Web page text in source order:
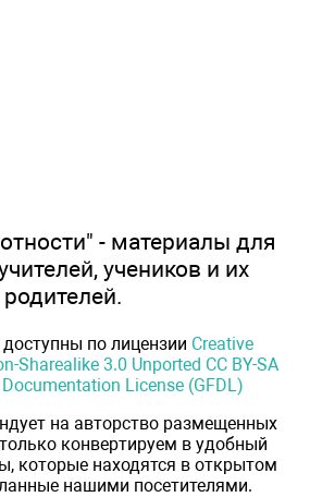
- материалы для
учеников и их
родителей.
по лицензии Creative
Sharealike 3.0 Unported CC BY-SA
Documentation License (GFDL)
на авторство размещенных
конвертируем в удобный
которые находятся в открытом
нашими посетителями.